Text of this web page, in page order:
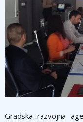
Gradska razvojna